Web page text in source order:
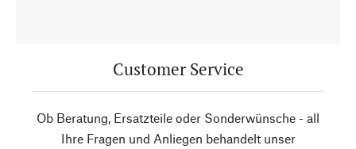
Customer Service
Ob Beratung, Ersatzteile oder Sonderwünsche - all
Ihre Fragen und Anliegen behandelt unser